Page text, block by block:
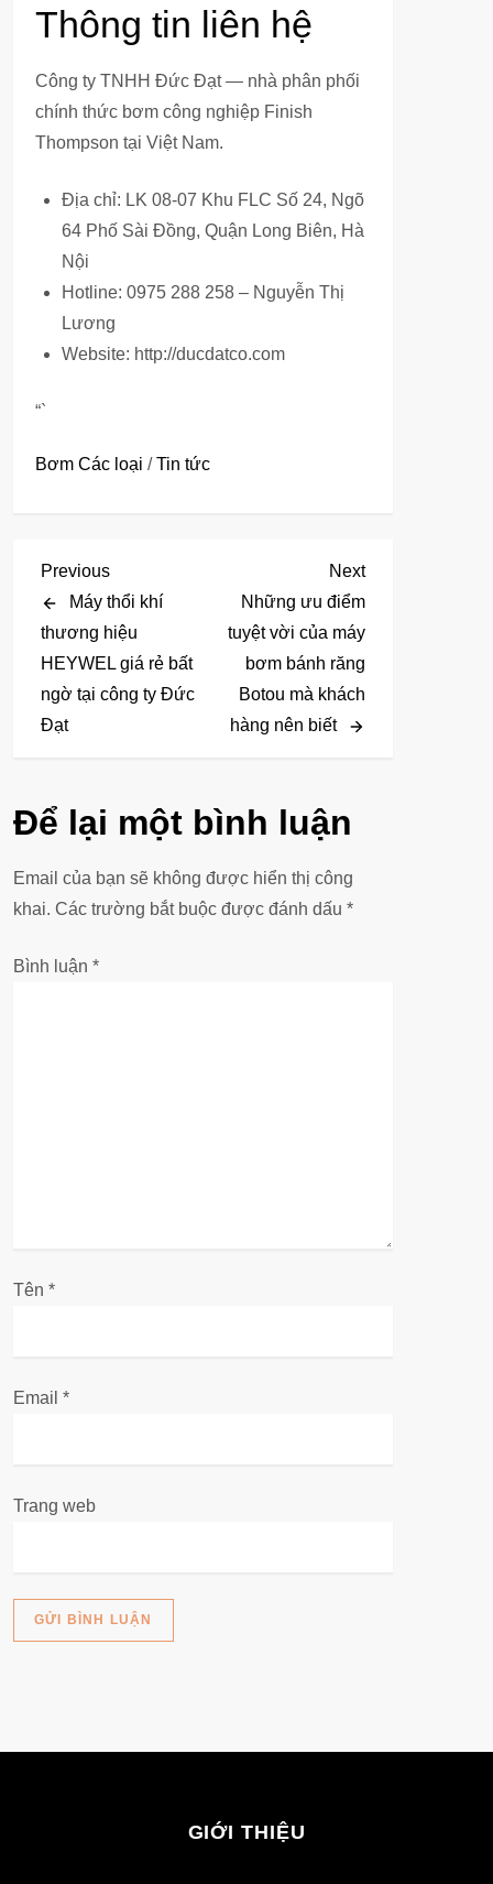
Thông tin liên hệ
Công ty TNHH Đức Đạt — nhà phân phối
chính thức bơm công nghiệp Finish
Thompson tại Việt Nam.
Địa chỉ: LK 08-07 Khu FLC Số 24, Ngõ
64 Phố Sài Đồng, Quận Long Biên, Hà
Nội
Hotline: 0975 288 258 – Nguyễn Thị
Lương
Website: http://ducdatco.com
“`
Bơm Các loại /Tin tức
Đ
i
ề
u
ư
ớ
n
g
t
Previous
Post
Previous
Máy thổi khí
thương hiệu
HEYWEL giá rẻ bất
ngờ tại công ty Đức
Đạt
Next
Post
Next
Những ưu điểm
tuyệt vời của máy
bơm bánh răng
Botou mà khách
hàng nên biết
Để lại một bình luận
Email của bạn sẽ không được hiển thị công
khai. Các trường bắt buộc được đánh dấu *
Bình luận *
Tên *
Email *
Trang web
GIỚI THIỆU